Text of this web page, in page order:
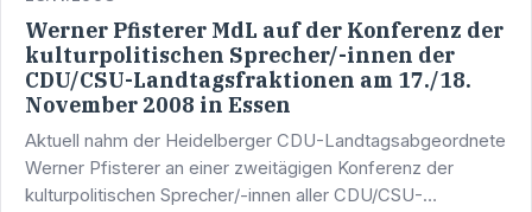
Werner Pfisterer MdL auf der Konferenz der
kulturpolitischen Sprecher/-innen der
CDU/CSU-Landtagsfraktionen am 17./18.
November 2008 in Essen
Aktuell nahm der Heidelberger CDU-Landtagsabgeordnete
Werner Pfisterer an einer zweitägigen Konferenz der
kulturpolitischen Sprecher/-innen aller CDU/CSU-